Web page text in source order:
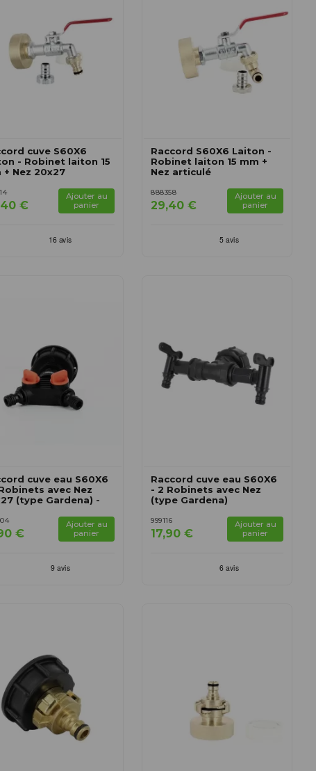
cuve S60X6
- Robinet laiton 15
+ Nez 20x27
€
Ajouter au
panier
Raccord S60X6 Laiton -
Robinet laiton 15 mm +
Nez articulé
888358
29,40 €
Ajouter au
panier
cuve eau S60X6
avec Nez
(type Gardena) -
€
Ajouter au
panier
Raccord cuve eau S60X6
- 2 Robinets avec Nez
(type Gardena)
999116
17,90 €
Ajouter au
panier